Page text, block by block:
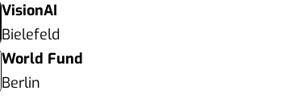
VisionAI
Bielefeld
World Fund
Berlin